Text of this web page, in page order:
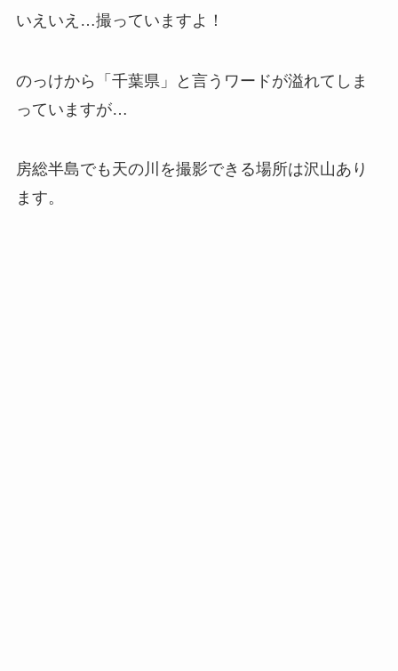
いえいえ…撮っていますよ！
のっけから「千葉県」と言うワードが溢れてしま
っていますが…
房総半島でも天の川を撮影できる場所は沢山あり
ます。